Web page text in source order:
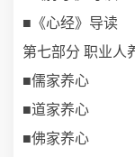
■《心经》导读
第七部分 职业人
■儒家养心
■道家养心
■佛家养心